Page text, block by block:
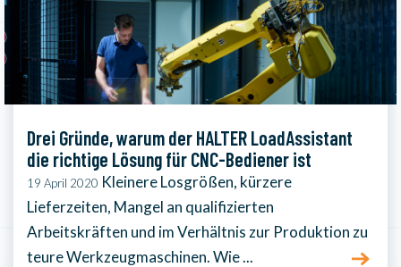
Drei Gründe, warum der HALTER LoadAssistant
die richtige Lösung für CNC-Bediener ist
19 April 2020 Kleinere Losgrößen, kürzere
Lieferzeiten, Mangel an qualifizierten
Arbeitskräften und im Verhältnis zur Produktion zu
teure Werkzeugmaschinen. Wie ...